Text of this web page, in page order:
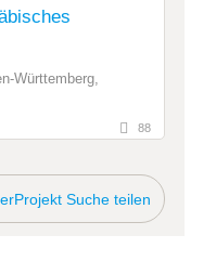
Württemberg,
88
Suche teilen